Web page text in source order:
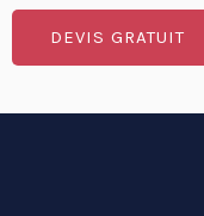
DEVIS GRATUIT